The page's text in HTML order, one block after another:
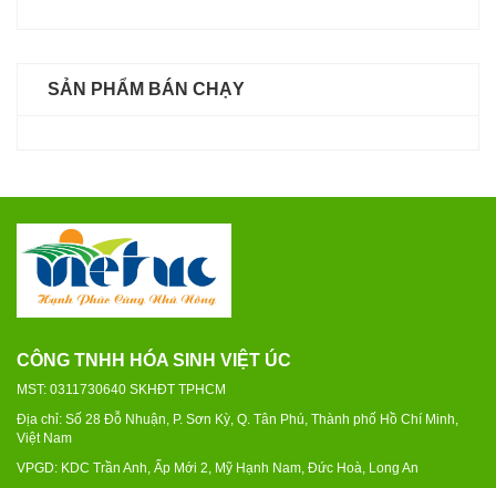
SẢN PHẨM BÁN CHẠY
CÔNG TNHH HÓA SINH VIỆT ÚC
MST: 0311730640 SKHĐT TPHCM
Địa chỉ: Số 28 Đỗ Nhuận, P. Sơn Kỳ, Q. Tân Phú, Thành phố Hồ Chí Minh,
Việt Nam
VPGD: KDC Trần Anh, Ấp Mới 2, Mỹ Hạnh Nam, Đức Hoà, Long An